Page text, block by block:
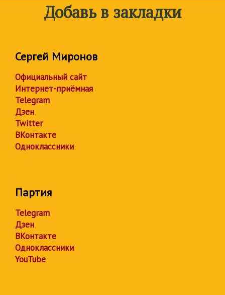
Добавь в закладки
Сергей Миронов
Официальный сайт
Интернет-приёмная
Telegram
Дзен
Twitter
ВКонтакте
Одноклассники
Партия
Telegram
Дзен
ВКонтакте
Одноклассники
YouTube